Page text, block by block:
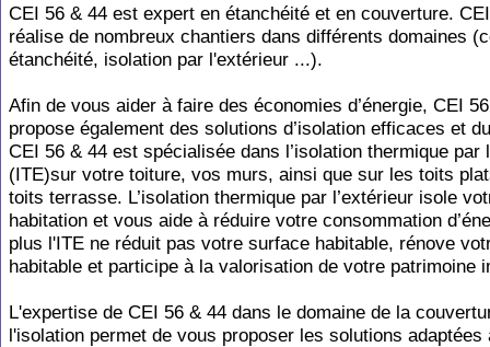
CEI 56 & 44 est expert en étanchéité et en couverture.
réalise de nombreux chantiers dans différents domaines
étanchéité, isolation par l'extérieur ...).
Afin de vous aider à faire des économies d’énergie, CEI
propose également des solutions d’isolation efficaces et
CEI 56 & 44 est spécialisée dans l’isolation thermique par
(ITE)sur votre toiture, vos murs, ainsi que sur les toits
toits terrasse. L’isolation thermique par l’extérieur isole
habitation et vous aide à réduire votre consommation
plus l'ITE ne réduit pas votre surface habitable, rénove
habitable et participe à la valorisation de votre patrimoine
L'expertise de CEI 56 & 44 dans le domaine de la
l'isolation permet de vous proposer les solutions adaptées